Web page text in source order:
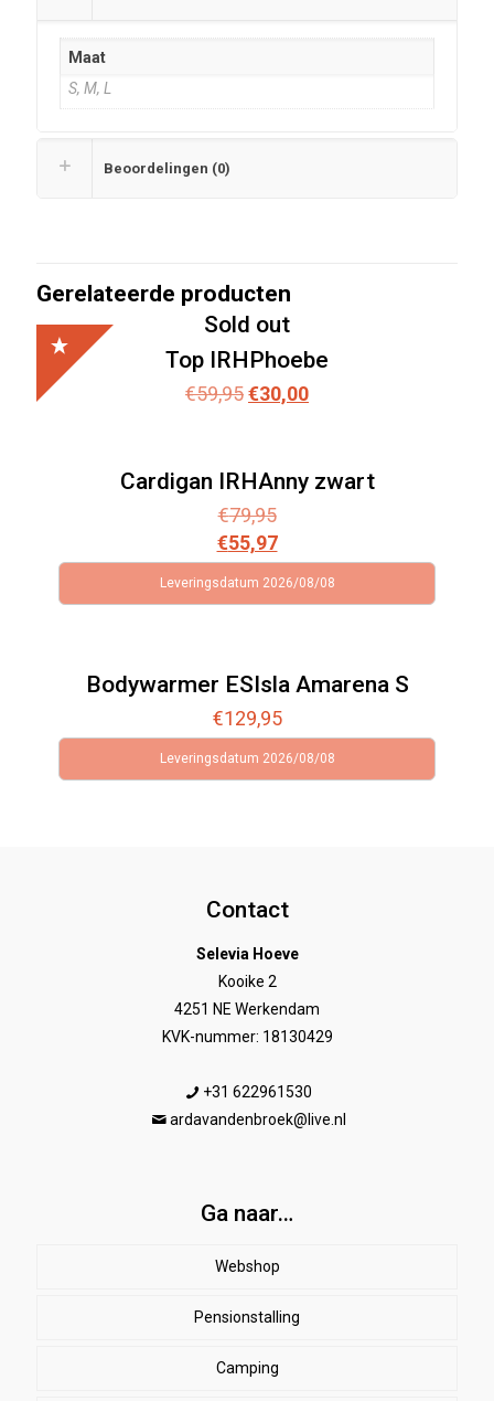
Maat
S, M, L
Beoordelingen (0)
Gerelateerde producten
Sold out
Top IRHPhoebe
€59,95Oorspronkelijke
€59,95.
€30,00Huidige
€30,00.
Cardigan IRHAnny zwart
€79,95
€55,97
Leveringsdatum 2026/08/08
Bodywarmer ESIsla Amarena S
€129,95
Leveringsdatum 2026/08/08
Contact
Selevia Hoeve
Kooike 2
4251 NE Werkendam
KVK-nummer: 18130429
+31 622961530
ardavandenbroek@live.nl
Ga naar…
Webshop
Paard
Beenbeschermers
Ruiter
Pensionstalling
Camping